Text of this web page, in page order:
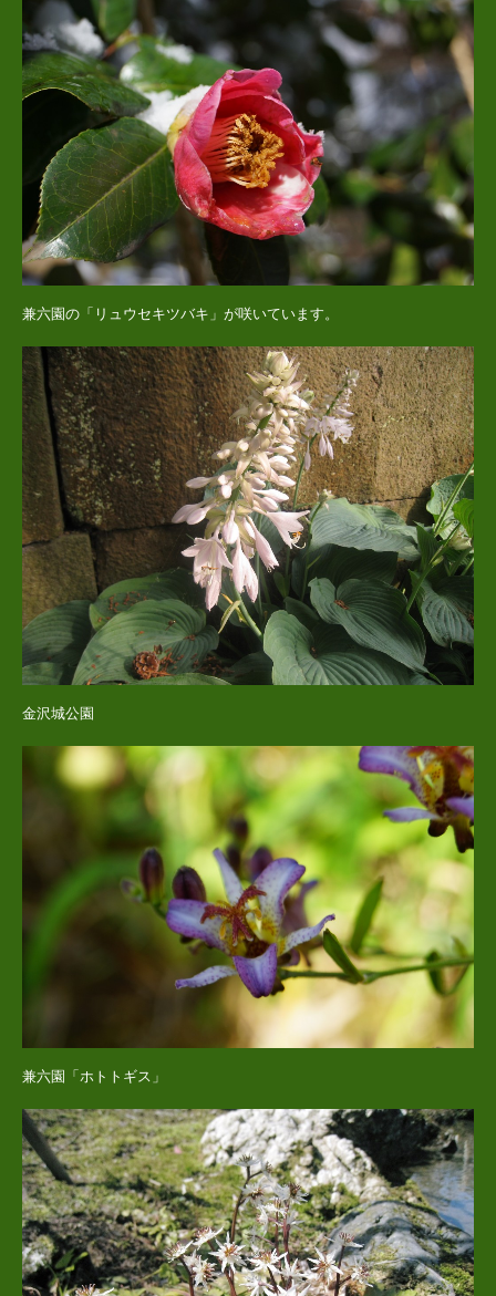
兼六園の「リュウセキツバキ」が咲いています。
金沢城公園
兼六園「ホトトギス」